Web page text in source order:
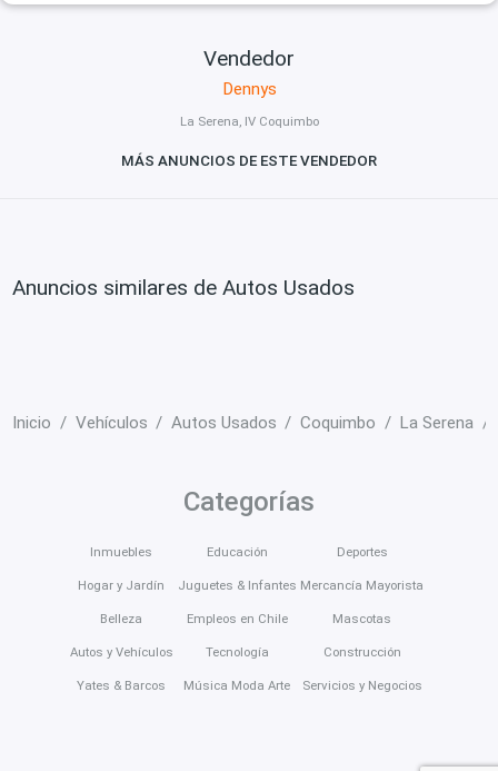
Vendedor
Dennys
La Serena, IV Coquimbo
MÁS ANUNCIOS DE ESTE VENDEDOR
Anuncios similares de Autos Usados
Inicio Vehículos Autos Usados Coquimbo La Serena
Categorías
Inmuebles
Hogar y Jardín
Belleza
Autos y Vehículos
Yates & Barcos
Educación
Juguetes & Infantes
Empleos en Chile
Tecnología
Música Moda Arte
Deportes
Mercancía Mayorista
Mascotas
Construcción
Servicios y Negocios